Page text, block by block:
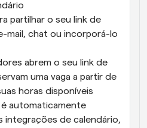
partilhar o seu link de
mail, chat ou incorporá-lo
abrem o seu link de
uma vaga a partir de
horas disponíveis
automaticamente
integrações de calendário,